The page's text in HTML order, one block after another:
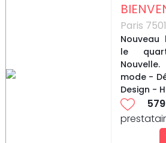
Paris
Nouveau
le
mode -
Design -
579